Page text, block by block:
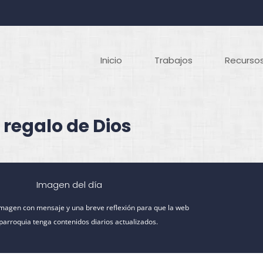
de Dios
Inicio Trabajos
Imagen del día
con mensaje y una breve reflexión para que la web
tenga contenidos diarios actualizados.